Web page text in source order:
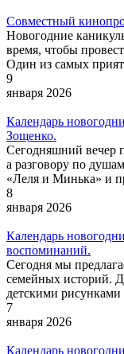
Совместный
Новогодние
время, чтобы
Один из самых
9
января 2026
Календарь
Зощенко.
Сегодняшний вечер
а разговору по
«Леля и Минька» и
8
января 2026
Календарь
воспоминаний.
Сегодня мы
семейных историй.
детскими рисунками
7
января 2026
Календарь